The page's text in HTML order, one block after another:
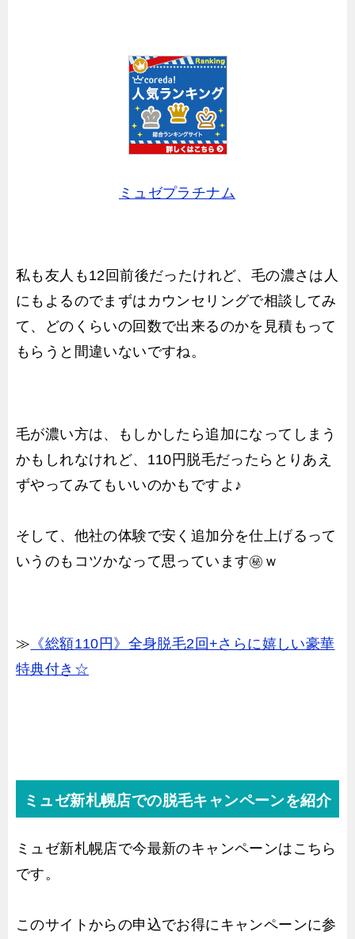
ミュゼプラチナム
私も友人も12回前後だったけれど、毛の濃さは人
にもよるのでまずはカウンセリングで相談してみ
て、どのくらいの回数で出来るのかを見積もって
もらうと間違いないですね。
毛が濃い方は、もしかしたら追加になってしまう
かもしれなけれど、110円脱毛だったらとりあえ
ずやってみてもいいのかもですよ♪
そして、他社の体験で安く追加分を仕上げるって
いうのもコツかなって思っています㊙ｗ
≫ 《総額110円》全身脱毛2回+さらに嬉しい豪華
特典付き☆
ミュゼ新札幌店での脱毛キャンペーンを紹介
ミュゼ新札幌店で今最新のキャンペーンはこちら
です。
このサイトからの申込でお得にキャンペーンに参